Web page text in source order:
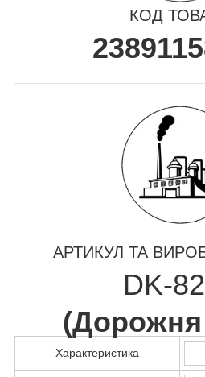
КОД
АРТИКУЛ ТА
DK-
(Дорожня
Характеристика